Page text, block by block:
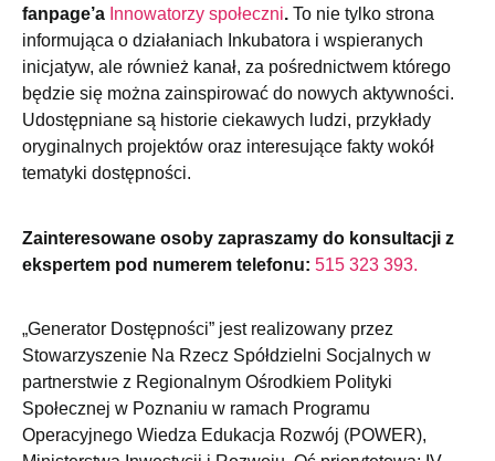
fanpage’a Innowatorzy społeczni. To nie tylko strona
informująca o działaniach Inkubatora i wspieranych
inicjatyw, ale również kanał, za pośrednictwem którego
będzie się można zainspirować do nowych aktywności.
Udostępniane są historie ciekawych ludzi, przykłady
oryginalnych projektów oraz interesujące fakty wokół
tematyki dostępności.
Zainteresowane osoby zapraszamy do konsultacji z
ekspertem pod numerem telefonu: 515 323 393.
„Generator Dostępności” jest realizowany przez
Stowarzyszenie Na Rzecz Spółdzielni Socjalnych w
partnerstwie z Regionalnym Ośrodkiem Polityki
Społecznej w Poznaniu w ramach Programu
Operacyjnego Wiedza Edukacja Rozwój (POWER),